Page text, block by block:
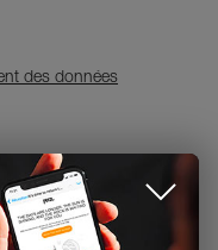
vous à la
des données
Chaque utilisateur doit